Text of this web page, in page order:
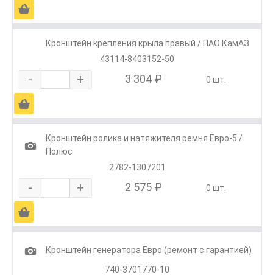
Ä
Кронштейн крепления крыла правый / ПАО КамАЗ
43114-8403152-50
- + 3 304 ₽ 0 шт.
Ä
1
Кронштейн ролика и натяжителя ремня Евро-5 /
Полюс
2782-1307201
- + 2 575 ₽ 0 шт.
Ä
1
Кронштейн генератора Евро (ремонт с гарантией)
740-3701770-10